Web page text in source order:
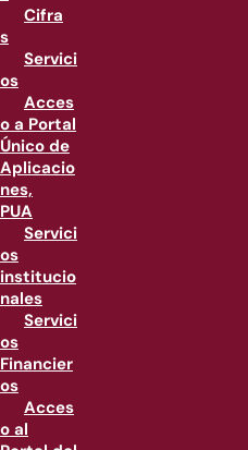
Cifra
s
Servici
os
Acces
o a Portal
Único de
Aplicacio
nes,
PUA
Servici
os
institucio
nales
Servici
os
Financier
os
Acces
o al